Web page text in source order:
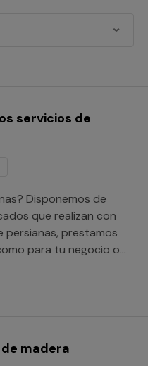
servicios de
Disponemos de
que realizan con
persianas, prestamos
para tu negocio o
madera